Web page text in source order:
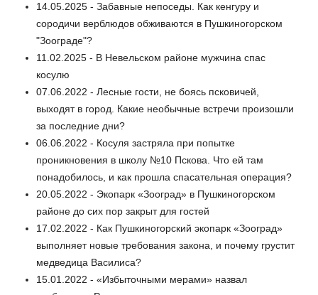
14.05.2025 - Забавные непоседы. Как кенгуру и
сородичи верблюдов обживаются в Пушкиногорском
"Зоограде"?
11.02.2025 - В Невельском районе мужчина спас
косулю
07.06.2022 - Лесные гости, не боясь псковичей,
выходят в город. Какие необычные встречи произошли
за последние дни?
06.06.2022 - Косуля застряла при попытке
проникновения в школу №10 Пскова. Что ей там
понадобилось, и как прошла спасательная операция?
20.05.2022 - Экопарк «Зооград» в Пушкиногорском
районе до сих пор закрыт для гостей
17.02.2022 - Как Пушкиногорский экопарк «Зооград»
выполняет новые требования закона, и почему грустит
медведица Василиса?
15.01.2022 - «Избыточными мерами» назвал